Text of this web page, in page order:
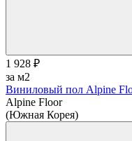
1 928 ₽
за м2
Виниловый пол Alpine
Alpine Floor
(Южная Корея)